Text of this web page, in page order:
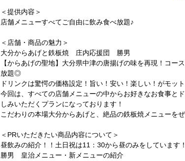
＜提供内容＞
店舗メニューすべてご自由に飲み食べ放題♪
＜店舗・商品の魅力＞
大分からあげと鉄板焼 庄内応援団 勝男
【からあげの聖地】大分県中津の唐揚げの味を再現！コー
放題◎
ドリンクは驚愕の価格設定！旨い！安い！楽しい！がモット
今回は、すべての店舗メニューの中からお好きなお食事と
しみいただくプランになっております！
こだわりの本場大分からあげと、絶品の鉄板焼メニューをぜ
＜PRいただきたい商品内容について＞
昼飲みの紹介！！土日祝は11：30から昼のみをしています！
勝男 皇治メニュー・新メニューの紹介